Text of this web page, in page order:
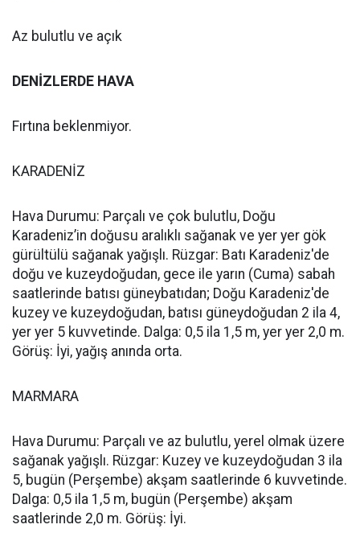
Az bulutlu ve açık
DENİZLERDE HAVA
Fırtına beklenmiyor.
KARADENİZ
Hava Durumu: Parçalı ve çok bulutlu, Doğu
Karadeniz’in doğusu aralıklı sağanak ve yer yer gök
gürültülü sağanak yağışlı. Rüzgar: Batı Karadeniz'de
doğu ve kuzeydoğudan, gece ile yarın (Cuma) sabah
saatlerinde batısı güneybatıdan; Doğu Karadeniz'de
kuzey ve kuzeydoğudan, batısı güneydoğudan 2 ila 4,
yer yer 5 kuvvetinde. Dalga: 0,5 ila 1,5 m, yer yer 2,0 m.
Görüş: İyi, yağış anında orta.
MARMARA
Hava Durumu: Parçalı ve az bulutlu, yerel olmak üzere
sağanak yağışlı. Rüzgar: Kuzey ve kuzeydoğudan 3 ila
5, bugün (Perşembe) akşam saatlerinde 6 kuvvetinde.
Dalga: 0,5 ila 1,5 m, bugün (Perşembe) akşam
saatlerinde 2,0 m. Görüş: İyi.